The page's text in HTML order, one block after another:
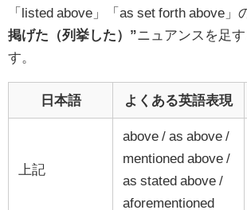
「listed above」「as set forth above」
掲げた（列挙した）” ニュアンスを足
す。
日本語 よくある英語表現
上記
above / as above /
mentioned above /
as stated above /
aforementioned